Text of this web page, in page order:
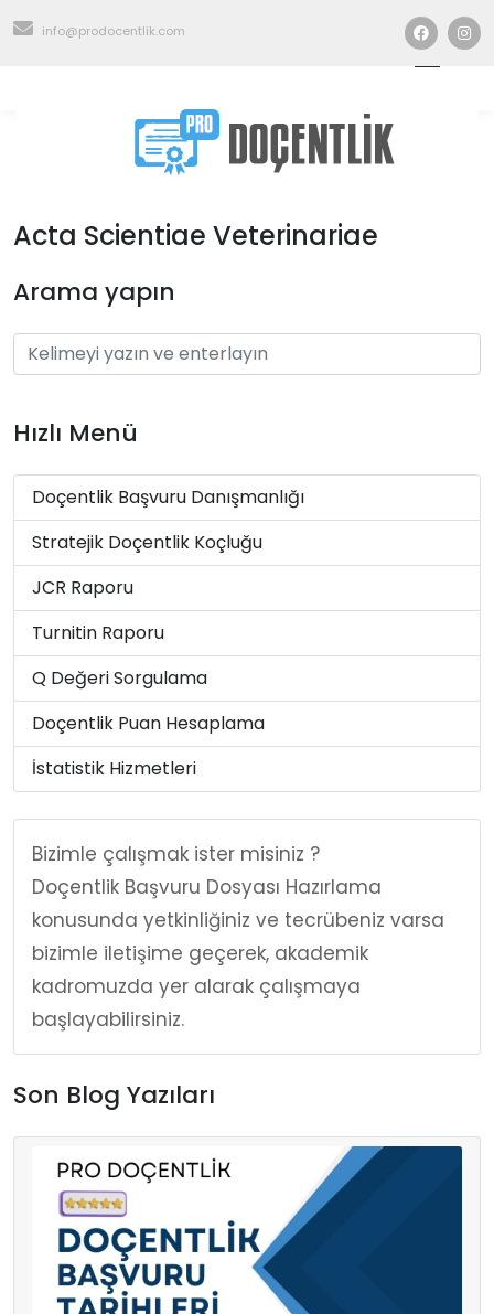
info@prodocentlik.com
Acta Scientiae Veterinariae
Arama yapın
Hızlı Menü
Doçentlik Başvuru Danışmanlığı
Stratejik Doçentlik Koçluğu
JCR Raporu
Turnitin Raporu
Q Değeri Sorgulama
Doçentlik Puan Hesaplama
İstatistik Hizmetleri
Bizimle çalışmak ister misiniz ?
Doçentlik Başvuru Dosyası Hazırlama
konusunda yetkinliğiniz ve tecrübeniz varsa
bizimle iletişime geçerek, akademik
kadromuzda yer alarak çalışmaya
başlayabilirsiniz.
Son Blog Yazıları